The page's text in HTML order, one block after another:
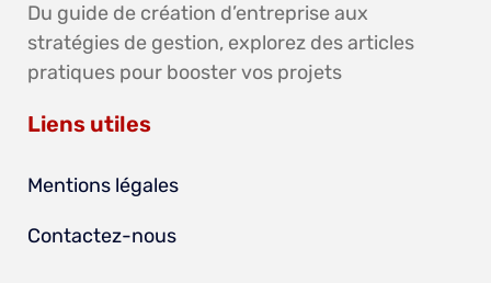
Du guide de création d’entreprise aux
stratégies de gestion, explorez des articles
pratiques pour booster vos projets
Liens utiles
Mentions légales
Contactez-nous